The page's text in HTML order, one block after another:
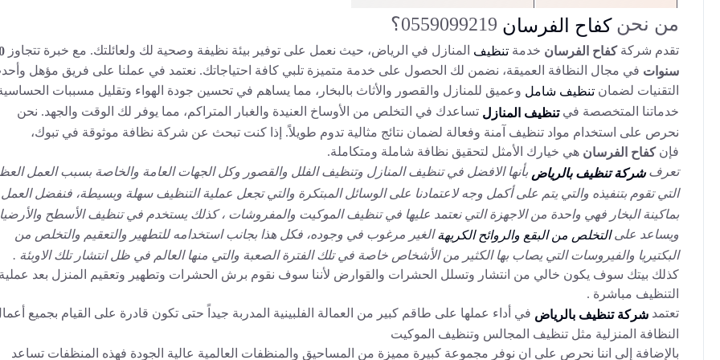
من نحنكفاح الفرسان
تقدم شركةكفاح الفرسان خدمة تنظيف المنازل في الرياض، حيث نعمل على توفير بيئة نظيفة وصحية لك ولعائلتك. مع خبرة تتجاوز
سنوات في مجال النظافة العميقة، نضمن لك الحصول على خدمة متميزة تلبي كافة احتياجاتك. نعتمد في عملنا على فريق مؤهل
التقنيات لضمان تنظيف شامل وعميق للمنازل والقصور والأثاث بالبخار، مما يساهم في تحسين جودة الهواء وتقليل مسببات
خدماتنا المتخصصة في تنظيف المنازل تساعدك في التخلص من الأوساخ العنيدة والغبار المتراكم، مما يوفر لك الوقت والجهد. نحن
نحرص على استخدام مواد تنظيف آمنة وفعالة لضمان نتائج مثالية تدوم طويلاً. إذا كنت تبحث عن شركة نظافة موثوقة في تبوك،
فإنكفاح الفرسان هي خيارك الأمثل لتحقيق نظافة شاملة ومتكاملة.
تعرفشركة تنظيف بالرياض بأنها الافضل في تنظيف المنازل وتنظيف الفلل والقصور وكل الجهات العامة والخاصة بسبب العمل
التي تقوم بتنفيذه والتي يتم على أكمل وجه لاعتمادنا على الوسائل المبتكرة والتي تجعل عملية التنظيف سهلة وبسيطة، فنفضل العمل
بماكينة البخار فهي واحدة من الاجهزة التي نعتمد عليها في تنظيف الموكيت والمفروشات ، كذلك يستخدم في تنظيف الأسطح
ويساعد علىالتخلص من البقع والروائح الكريهةالغير مرغوب في وجوده، فكل هذا بجانب استخدامه للتطهير والتعقيم والتخلص من
البكتيريا والفيروسات التي يصاب بها الكثير من الأشخاص خاصة في تلك الفترة الصعبة والتي منها العالم في ظل انتشار تلك الاوبئة .
كذلك بيتك سوف يكون خالي من انتشار وتسلل الحشرات والقوارض لأننا سوف نقوم برش الحشرات وتطهير وتعقيم المنزل بعد عملية
التنظيف مباشرة .
تعتمد شركة تنظيف بالرياض في أداء عملها على طاقم كبير من العمالة الفلبينية المدربة جيداً حتى تكون قادرة على القيام بجميع
النظافة المنزلية مثل تنظيف المجالس وتنظيف الموكيت
بالإضافة إلى اننا نحرص على ان نوفر مجموعة كبيرة مميزة من المساحيق والمنظفات العالمية عالية الجودة فهذه المنظفات تساعد